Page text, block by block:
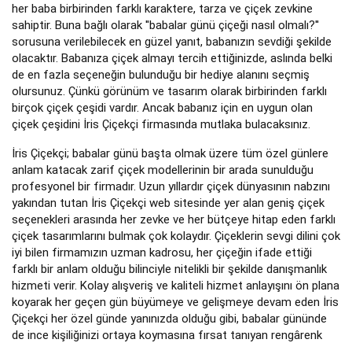
her baba birbirinden farklı karaktere, tarza ve çiçek zevkine
sahiptir. Buna bağlı olarak ''babalar günü çiçeği nasıl olmalı?''
sorusuna verilebilecek en güzel yanıt, babanızın sevdiği şekilde
olacaktır. Babanıza çiçek almayı tercih ettiğinizde, aslında belki
de en fazla seçeneğin bulunduğu bir hediye alanını seçmiş
olursunuz. Çünkü görünüm ve tasarım olarak birbirinden farklı
birçok çiçek çeşidi vardır. Ancak babanız için en uygun olan
çiçek çeşidini İris Çiçekçi firmasında mutlaka bulacaksınız.
İris Çiçekçi; babalar günü başta olmak üzere tüm özel günlere
anlam katacak zarif çiçek modellerinin bir arada sunulduğu
profesyonel bir firmadır. Uzun yıllardır çiçek dünyasının nabzını
yakından tutan İris Çiçekçi web sitesinde yer alan geniş çiçek
seçenekleri arasında her zevke ve her bütçeye hitap eden farklı
çiçek tasarımlarını bulmak çok kolaydır. Çiçeklerin sevgi dilini çok
iyi bilen firmamızın uzman kadrosu, her çiçeğin ifade ettiği
farklı bir anlam olduğu bilinciyle nitelikli bir şekilde danışmanlık
hizmeti verir. Kolay alışveriş ve kaliteli hizmet anlayışını ön plana
koyarak her geçen gün büyümeye ve gelişmeye devam eden İris
Çiçekçi her özel günde yanınızda olduğu gibi, babalar gününde
de ince kişiliğinizi ortaya koymasına fırsat tanıyan rengârenk